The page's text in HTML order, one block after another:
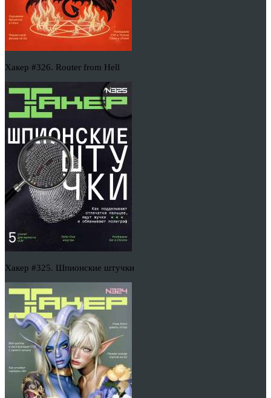
Хакер #326. Router from Hell
Хакер #325. Шпионские штучки